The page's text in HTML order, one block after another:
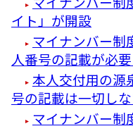
イト」が開設
マイナンバー
人番号の記載が必
本人交付用の源
号の記載は一切し
マイナンバー